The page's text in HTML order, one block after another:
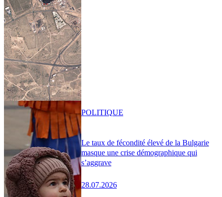
Le taux de fécondité élevé de la Bulgarie
masque une crise démographique qui
s’aggrave
28.07.2026
POLITIQUE